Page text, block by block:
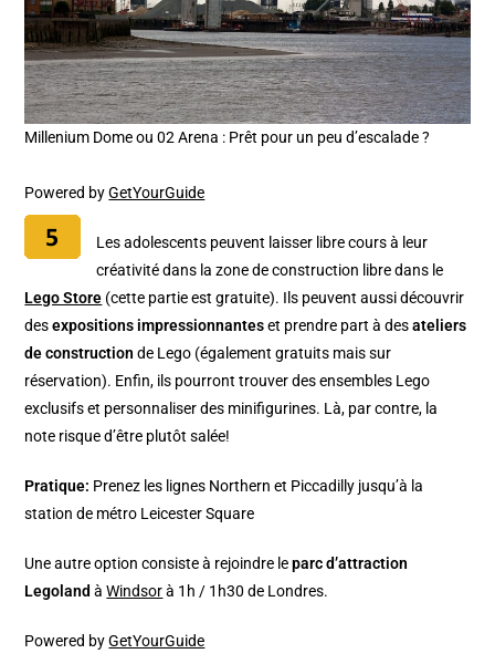
Millenium Dome ou 02 Arena : Prêt pour un peu d’escalade ?
Powered byGetYourGuide
Les adolescents peuvent laisser libre cours à leur
créativité dans la zone de construction libre dans le
Lego Store (cette partie est gratuite). Ils peuvent aussi découvrir
desexpositions impressionnanteset prendre part à desateliers
de construction de Lego (également gratuits mais sur
réservation). Enfin, ils pourront trouver des ensembles Lego
exclusifs et personnaliser des minifigurines. Là, par contre, la
note risque d’être plutôt salée!
Pratique: Prenez les lignes Northern et Piccadilly jusqu’à la
station de métro Leicester Square
Une autre option consiste à rejoindre leparc d’attraction
Legoland àWindsorà 1h / 1h30 de Londres.
Powered byGetYourGuide